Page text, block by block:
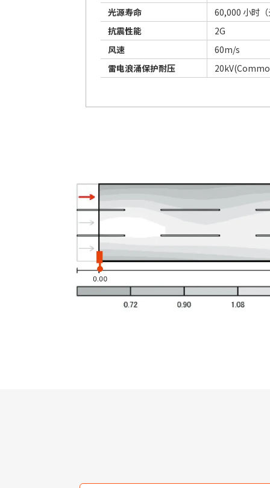
光源寿命
60,000 小时
抗震性能
2G
风速
60m/s
雷电浪涌保护耐压